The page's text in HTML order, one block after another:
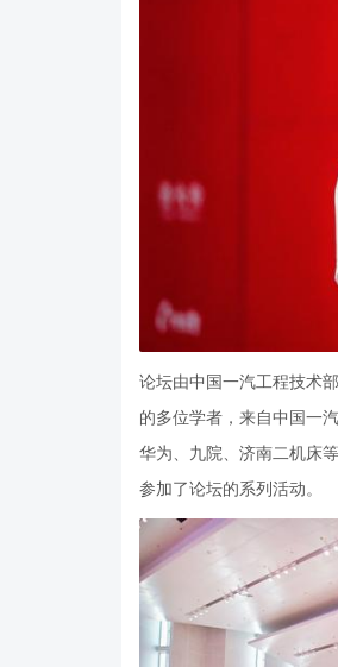
论坛由中国一汽工程技术
的多位学者，来自中国一
华为、九院、济南二机床
参加了论坛的系列活动。